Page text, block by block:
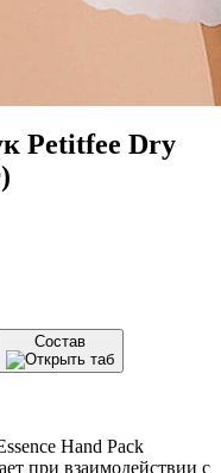
Petitfee Dry
Состав
Hand Pack
при взаимодействии с